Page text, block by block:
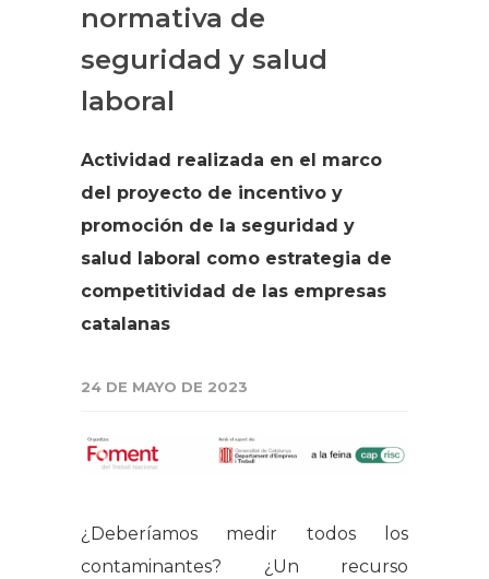
normativa de
seguridad y salud
laboral
Actividad realizada en el marco
del proyecto de incentivo y
promoción de la seguridad y
salud laboral como estrategia de
competitividad de las empresas
catalanas
24 DE MAYO DE 2023
¿Deberíamos medir todos los
contaminantes? ¿Un recurso